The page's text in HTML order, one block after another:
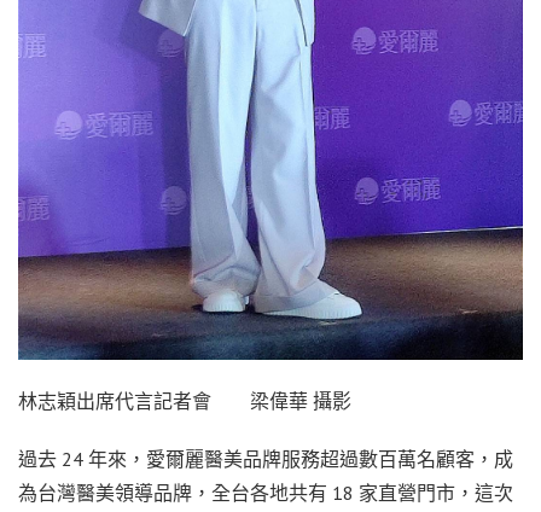
林志穎出席代言記者會 梁偉華 攝影
過去 24 年來，愛爾麗醫美品牌服務超過數百萬名顧客，成
為台灣醫美領導品牌，全台各地共有 18 家直營門市，這次